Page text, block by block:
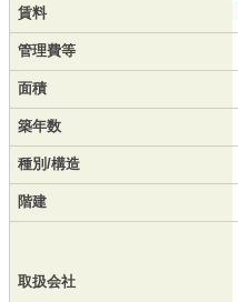
賃料
管理費等
面積
築年数
種別/構造
階建
取扱会社